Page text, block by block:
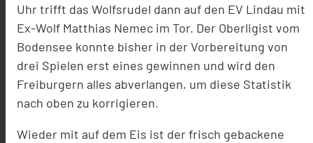
Uhr trifft das Wolfsrudel dann auf den EV Lindau mit
Ex-Wolf Matthias Nemec im Tor. Der Oberligist vom
Bodensee konnte bisher in der Vorbereitung von
drei Spielen erst eines gewinnen und wird den
Freiburgern alles abverlangen, um diese Statistik
nach oben zu korrigieren.
Wieder mit auf dem Eis ist der frisch gebackene